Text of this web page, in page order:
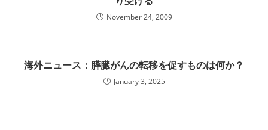
November 24, 2009
海外ニュース：膵臓がんの転移を促すものは何か？
January 3, 2025